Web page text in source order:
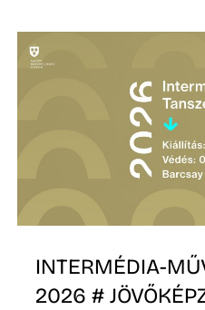
INTERMÉDIA-
2026 #